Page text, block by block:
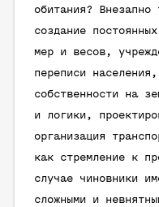
обитания?
создание
мер и весов,
переписи
собственности на
и логики,
организация
как стремление к
случае чиновники
сложными и